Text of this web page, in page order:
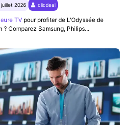
juillet 2026 clicdeal
TVpour profiter de L'Odyssée de
? Comparez Samsung, Philips...